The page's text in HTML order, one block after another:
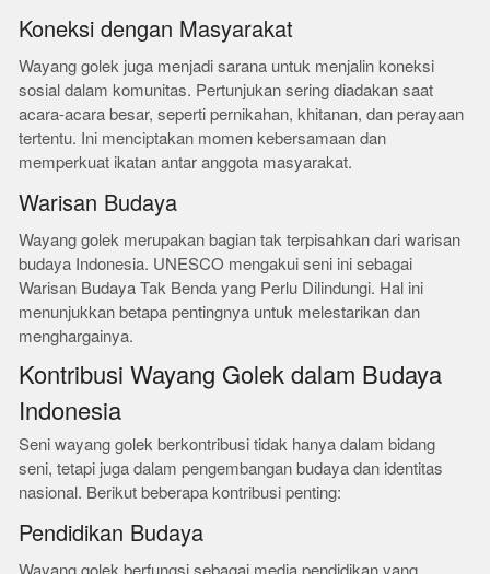
Koneksi dengan Masyarakat
Wayang golek juga menjadi sarana untuk menjalin koneksi
sosial dalam komunitas. Pertunjukan sering diadakan saat
acara-acara besar, seperti pernikahan, khitanan, dan perayaan
tertentu. Ini menciptakan momen kebersamaan dan
memperkuat ikatan antar anggota masyarakat.
Warisan Budaya
Wayang golek merupakan bagian tak terpisahkan dari warisan
budaya Indonesia. UNESCO mengakui seni ini sebagai
Warisan Budaya Tak Benda yang Perlu Dilindungi. Hal ini
menunjukkan betapa pentingnya untuk melestarikan dan
menghargainya.
Kontribusi Wayang Golek dalam Budaya
Indonesia
Seni wayang golek berkontribusi tidak hanya dalam bidang
seni, tetapi juga dalam pengembangan budaya dan identitas
nasional. Berikut beberapa kontribusi penting:
Pendidikan Budaya